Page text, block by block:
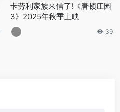
卡劳利家族来信了!《唐顿庄园
3》2025年秋季上映
39